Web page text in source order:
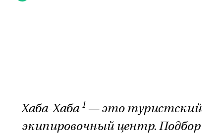
Хаба-Хаба 1 — это туристский
экипировочный центр. Подбор